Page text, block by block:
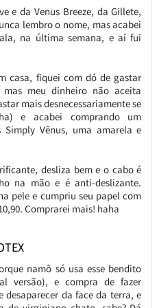
e da Venus Breeze, da Gillete,
lembro o nome, mas acabei
na última semana, e aí fui
casa, fiquei com dó de gastar
meu dinheiro não aceita
mais desnecessariamente se
e acabei comprando um
Vênus, uma amarela e
desliza bem e o cabo é
na mão e é anti-deslizante.
pele e cumpriu seu papel com
Comprarei mais! haha
namô só usa esse bendito
versão), e compra de fazer
desaparecer da face da terra, e